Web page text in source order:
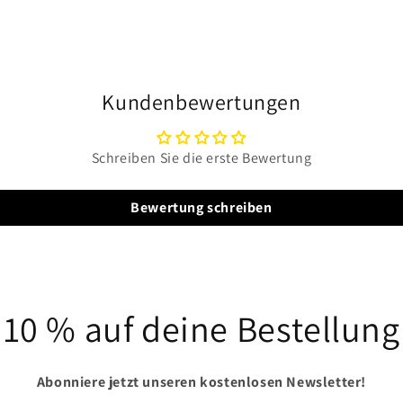
Kundenbewertungen
Schreiben Sie die erste Bewertung
Bewertung schreiben
10 % auf deine Bestellung
Abonniere jetzt unseren kostenlosen Newsletter!